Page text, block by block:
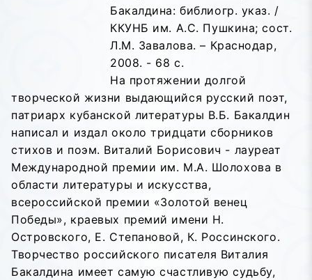
Бакалдина: библиогр. указ. /
ККУНБ им. А.С. Пушкина; сост.
Л.М. Завалова. – Краснодар,
2008. - 68 с.
На протяжении долгой
творческой жизни выдающийся русский поэт,
патриарх кубанской литературы В.Б. Бакалдин
написал и издал около тридцати сборников
стихов и поэм. Виталий Борисович - лауреат
Международной премии им. М.А. Шолохова в
области литературы и искусства,
всероссийской премии «Золотой венец
Победы», краевых премий имени Н.
Островского, Е. Степановой, К. Россинского.
Творчество российского писателя Виталия
Бакалдина имеет самую счастливую судьбу,